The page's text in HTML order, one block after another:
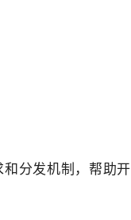
分发机制，帮助开